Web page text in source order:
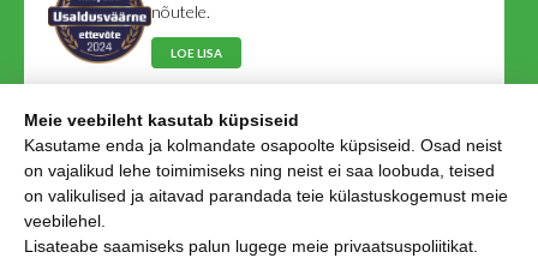
nõutele.
LOE LISA
Tehingukeskus on Eesti Võlausaldajate Liidu
liige.
LOE LISA
Meie veebileht kasutab küpsiseid
Kasutame enda ja kolmandate osapoolte küpsiseid. Osad neist
on vajalikud lehe toimimiseks ning neist ei saa loobuda, teised
on valikulised ja aitavad parandada teie külastuskogemust meie
veebilehel.
Lisateabe saamiseks palun lugege meie privaatsuspoliitikat